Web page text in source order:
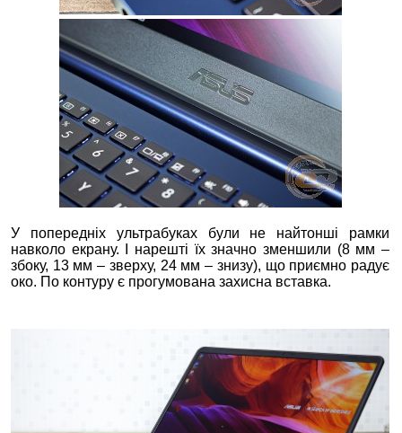
У попередніх ультрабуках були не найтонші рамки
навколо екрану. І нарешті їх значно зменшили (8 мм –
збоку, 13 мм – зверху, 24 мм – знизу), що приємно радує
око. По контуру є прогумована захисна вставка.